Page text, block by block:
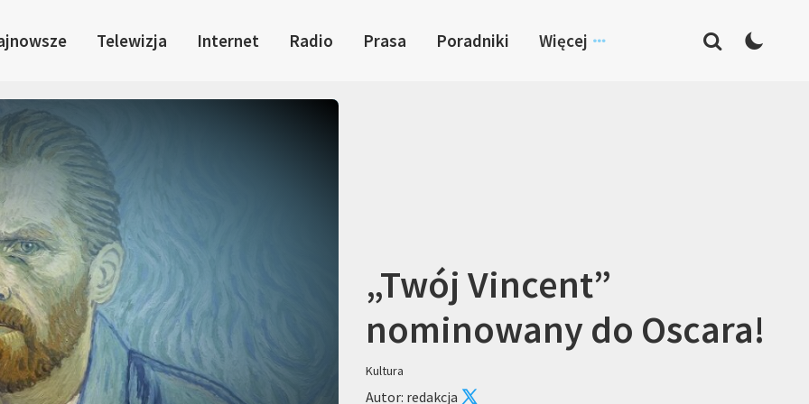
Telewizja Internet Radio Prasa Poradniki Więcej
„Twój Vincent”
nominowany do Oscara!
Kultura
Autor: redakcja